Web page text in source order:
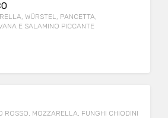
WÜRSTEL, PANCETTA,
E SALAMINO PICCANTE
ROSSO, MOZZARELLA, FUNGHI CHIODINI